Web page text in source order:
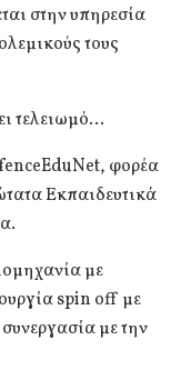
στην υπηρεσία
τους
τελειωμό…
φορέα
Εκπαιδευτικά
με
spin off με
με την